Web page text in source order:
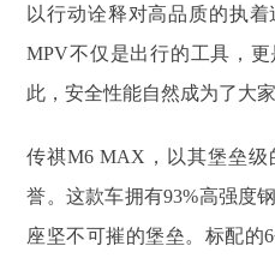
以行动诠释对高品质的执
MPV不仅是出行的工具，
此，安全性能自然成为了大
传祺M6 MAX，以其堡垒
誉。这款车拥有93%高强度
座坚不可摧的堡垒。标配的